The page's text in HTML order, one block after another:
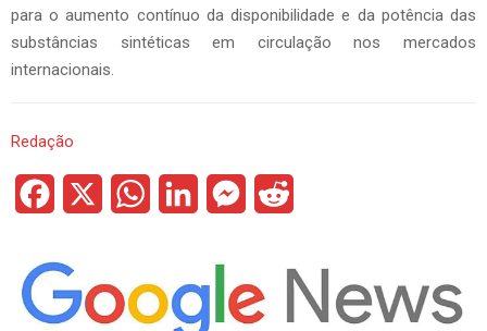
para o aumento contínuo da disponibilidade e da potência das
substâncias sintéticas em circulação nos mercados
internacionais.
Redação
c
e
t
k
M
s
d